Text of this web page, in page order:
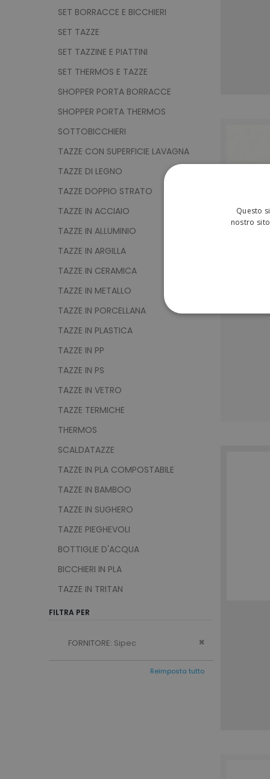
SET BORRACCE E BICCHIERI
SET TAZZE
SET TAZZINE E PIATTINI
SET THERMOS E TAZZE
SHOPPER PORTA BORRACCE
SHOPPER PORTA THERMOS
SOTTOBICCHIERI
TAZZE CON SUPERFICIE LAVAGNA
TAZZE DI LEGNO
TAZZE DOPPIO STRATO
TAZZE IN ACCIAIO
TAZZE IN ALLUMINIO
TAZZE IN ARGILLA
TAZZE IN CERAMICA
TAZZE IN METALLO
TAZZE IN PORCELLANA
TAZZE IN PLASTICA
TAZZE IN PP
TAZZE IN PS
TAZZE IN VETRO
TAZZE TERMICHE
THERMOS
SCALDATAZZE
TAZZE IN PLA COMPOSTABILE
TAZZE IN BAMBOO
TAZZE IN SUGHERO
TAZZE PIEGHEVOLI
BOTTIGLIE D'ACQUA
BICCHIERI IN PLA
TAZZE IN TRITAN
FILTRA PER
FORNITORE Sipec Remove This Item
Reimposta tutto
Questo
nostro
mage-cache-storage